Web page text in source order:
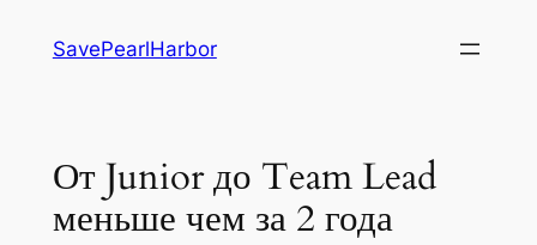
SavePearlHarbor
От Junior до Team Lead
меньше чем за 2 года